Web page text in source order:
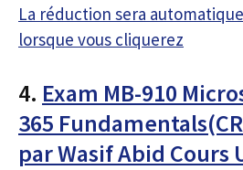
La réduction sera
lorsque vous cliquerez
4. Exam MB-910
365
par Wasif Abid Cours